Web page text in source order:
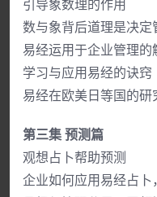
引导象数理的作用
数与象背后道理是决
易经运用于企业管理的
学习与应用易经的诀窍
易经在欧美日等国的研
第三集 预测篇
观想占卜帮助预测
企业如何应用易经占